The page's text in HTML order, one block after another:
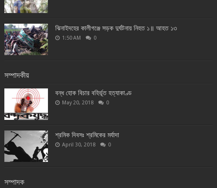
ঝিনাইদহের কালীগঞ্জে সড়ক দুর্ঘটনায় নিহত ১॥ আহত ১৩
1:50 AM 0
সম্পাদকীয়
বন্ধ হোক বিচার বহির্ভূত হত্যাকাণ্ড
May 20, 2018 0
শ্রমিক দিবসঃ শ্রমিকের মর্যাদা
April 30, 2018 0
সম্পাদক